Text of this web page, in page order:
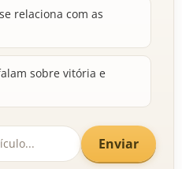
relaciona com as
sobre vitória e
Enviar